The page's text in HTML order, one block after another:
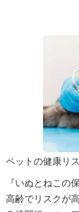
ペットの健康リ
『いぬとねこの
高齢でリスクが